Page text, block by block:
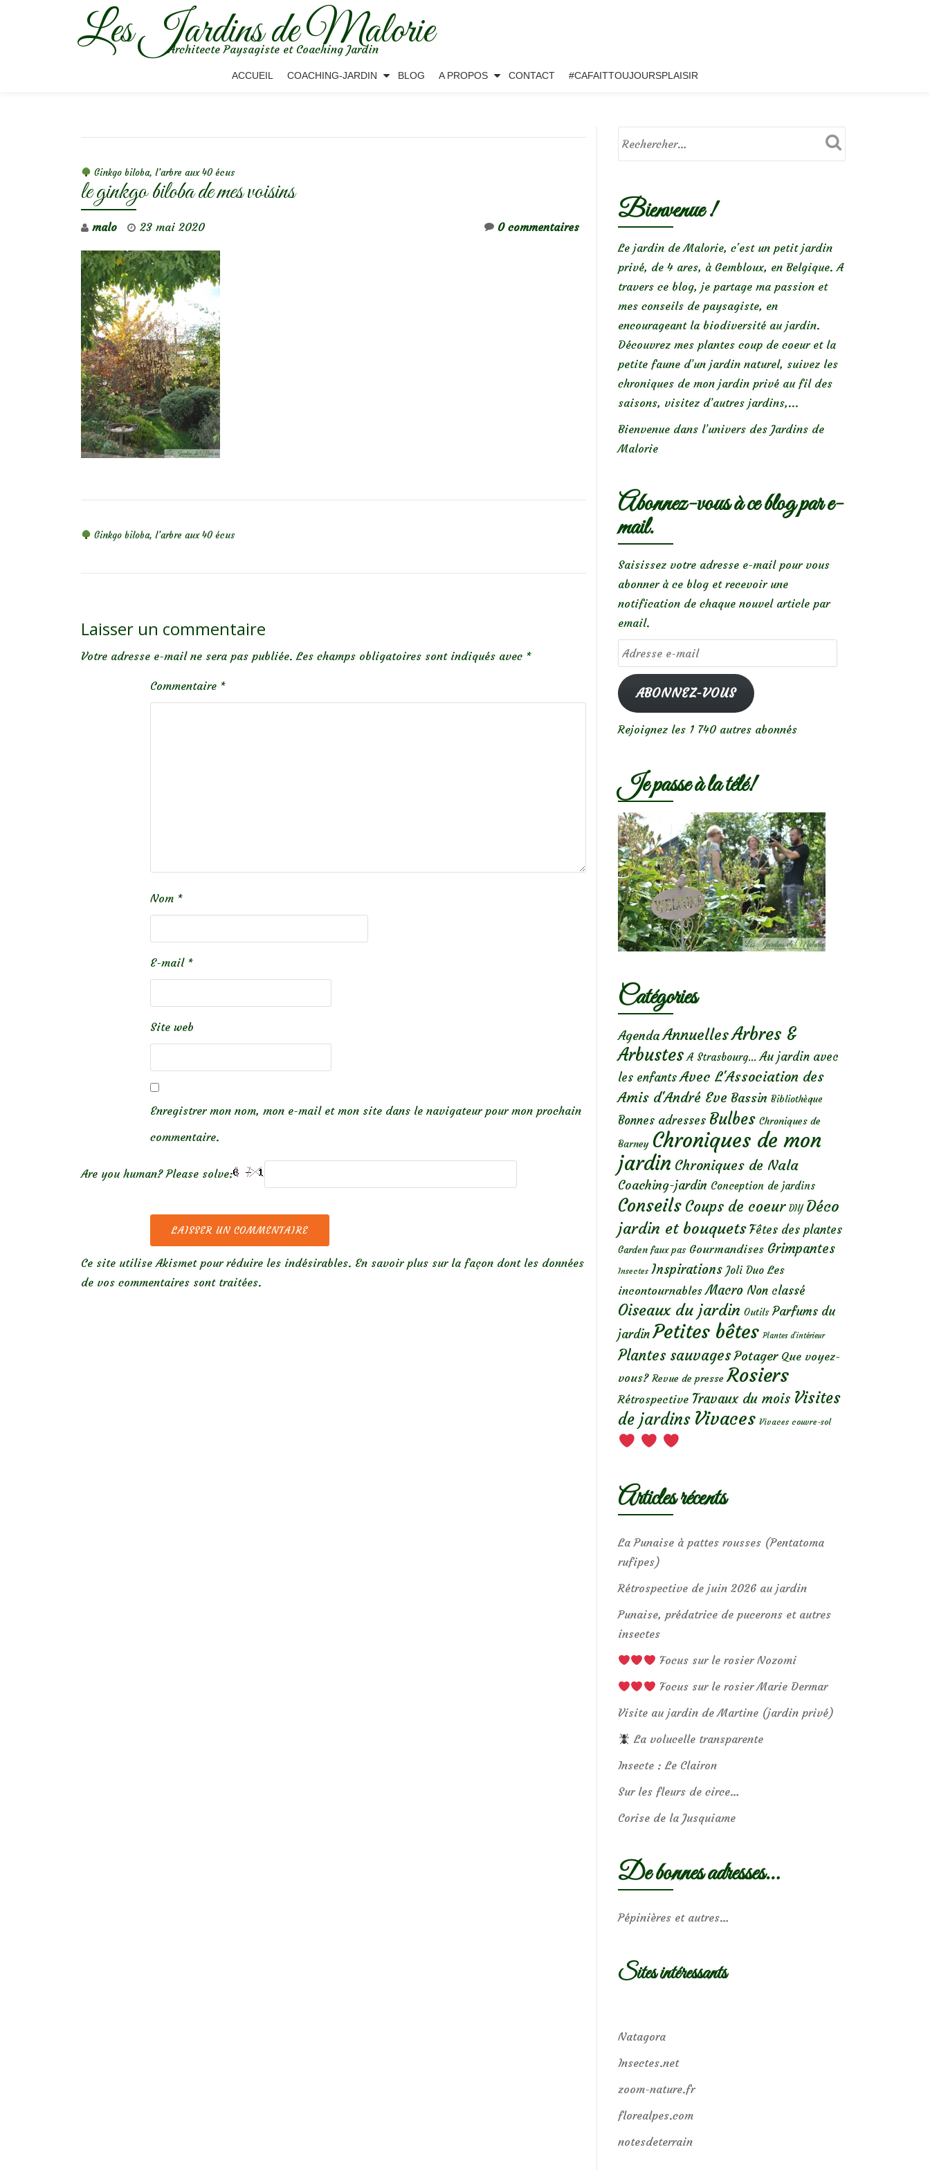
Les Jardins de Malorie
Architecte Paysagiste et Coaching Jardin
ACCUEIL COACHING-JARDIN BLOG A PROPOS CONTACT #CAFAITTOUJOURSPLAISIR
Ginkgo biloba, l’arbre aux 40 écus
le ginkgo biloba de mes voisins
malo 23 mai 2020 0 commentaires
Ginkgo biloba, l’arbre aux 40 écus
Laisser un commentaire
Votre adresse e-mail ne sera pas publiée. Les champs obligatoires sont indiqués avec *
Commentaire *
Nom *
E-mail *
Site web
Enregistrer mon nom, mon e-mail et mon site dans le navigateur pour mon prochain
commentaire.
Are you human? Please solve:
Ce site utilise Akismet pour réduire les indésirables. En savoir plus sur la façon dont les données
de vos commentaires sont traitées.
Bienvenue !
Le jardin de Malorie, c'est un petit jardin
privé, de 4 ares, à Gembloux, en Belgique. A
travers ce blog, je partage ma passion et
mes conseils de paysagiste, en
encourageant la biodiversité au jardin.
Découvrez mes plantes coup de coeur et la
petite faune d’un jardin naturel, suivez les
chroniques de mon jardin privé au fil des
saisons, visitez d’autres jardins,...
Bienvenue dans l’univers des Jardins de
Malorie
Abonnez-vous à ce blog par e-
mail.
Saisissez votre adresse e-mail pour vous
abonner à ce blog et recevoir une
notification de chaque nouvel article par
email.
Adresse
e-
mailABONNEZ-VOUS
Rejoignez les 1 740 autres abonnés
Je passe à la télé!
Catégories
Agenda AnnuellesArbres &
Arbustes A Strasbourg... Au jardin avec
les enfants Avec L'Association des
Amis d'André Eve Bassin Bibliothèque
Bonnes adresses Bulbes Chroniques de
Barney Chroniques de mon
jardin Chroniques de Nala
Coaching-jardin Conception de jardins
Conseils Coups de coeur DIY Déco
jardin et bouquets Fêtes des plantes
Garden faux pas Gourmandises Grimpantes
Insectes Inspirations Joli Duo Les
incontournables Macro Non classé
Oiseaux du jardin Outils Parfums du
jardin Petites bêtes Plantes d’intérieur
Plantes sauvages Potager Que voyez-
vous? Revue de presse Rosiers
Rétrospective Travaux du mois Visites
de jardins Vivaces Vivaces couvre-sol
Articles récents
La Punaise à pattes rousses (Pentatoma
rufipes)
Rétrospective de juin 2026 au jardin
Punaise, prédatrice de pucerons et autres
insectes
Focus sur le rosier Nozomi
Focus sur le rosier Marie Dermar
Visite au jardin de Martine (jardin privé)
La volucelle transparente
Insecte : Le Clairon
Sur les fleurs de circe…
Corise de la Jusquiame
De bonnes adresses…
Pépinières et autres…
Sites intéressants
Natagora
Insectes.net
zoom-nature.fr
florealpes.com
notesdeterrain